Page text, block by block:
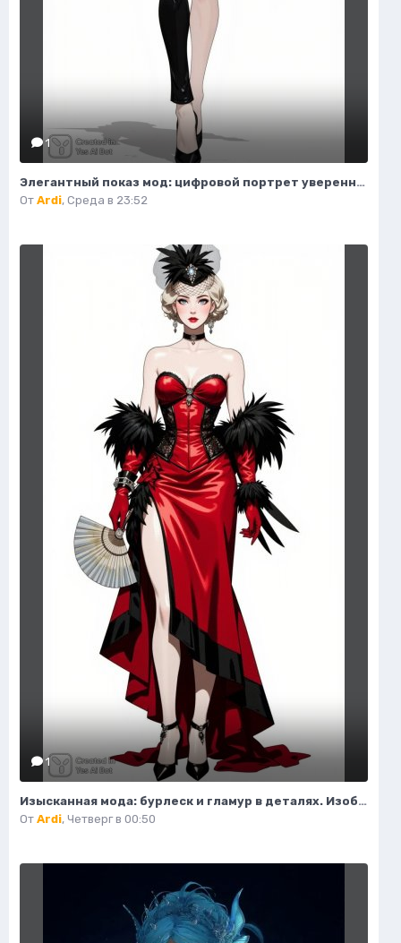
1
Элегантный показ мод: цифровой портрет уверенной в себе женщины. Изображение из нейронной сети Flux.1
От Ardi, Среда в 23:52
1
Изысканная мода: бурлеск и гламур в деталях. Изображение из нейронной сети Flux.1
От Ardi, Четверг в 00:50